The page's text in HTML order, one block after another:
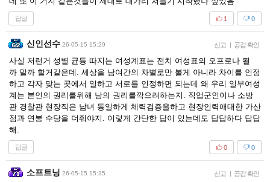
답글 0
1
신인선수 26-05-15 15:29 신고 | 공감 확인
사실 저런거 성별 균등 따지는 여성계표는 전치 여성표의 오프로나 될
까 말까 할거같은데. 세상을 남여간의 차별로만 볼게 아니라 차이를 인정
하고 각자 맞는 곳에서 일하고 서로를 인정하면 되는데 왜 우리 일부여성
계는 본인의 권리를위해 남의 권리를깍으려하는지. 직업군인이나 소방
관 경찰관 현장직은 남녀 동일하게 체력검증을하고 현장인력애대한 가산
점과 연봉 수당을 더줘야지. 이렇게 간단한 답이 있는데도 답답하다 답답
해.
답글 0
0
소프트닝 26-05-15 15:35 신고 | 공감 확인